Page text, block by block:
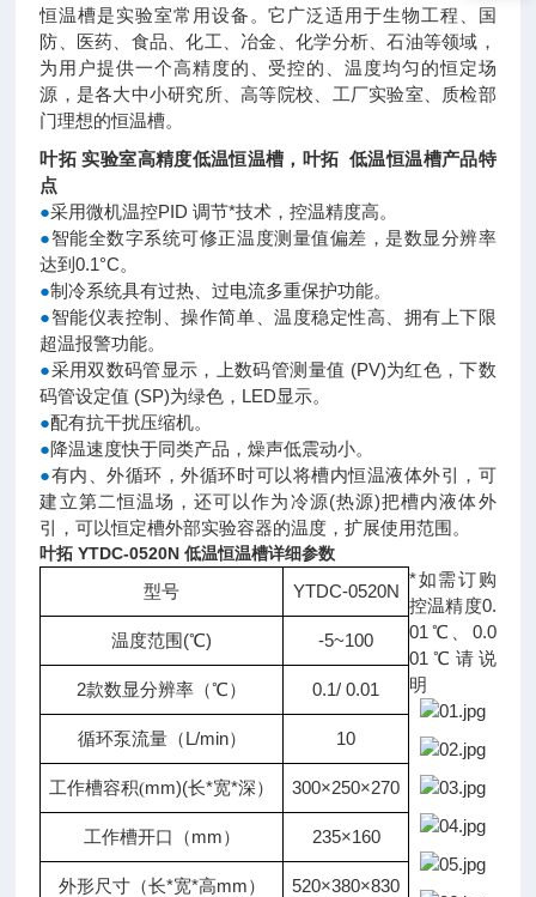
恒温槽是实验室常用设备。它广泛适用于生物工程、国
防、医药、食品、化工、冶金、化学分析、石油等领域，
为用户提供一个高精度的、受控的、温度均匀的恒定场
源，是各大中小研究所、高等院校、工厂实验室、质检部
门理想的恒温槽。
叶拓 实验室高精度低温恒温槽 ， 叶拓 低温恒温槽产品特
点
●采用微机温控PID 调节*技术，控温精度高。
●智能全数字系统可修正温度测量值偏差，是数显分辨率
达到0.1°C。
●制冷系统具有过热、过电流多重保护功能。
●智能仪表控制、操作简单、温度稳定性高、拥有上下限
超温报警功能。
●采用双数码管显示，上数码管测量值 (PV)为红色，下数
码管设定值 (SP)为绿色，LED显示。
●配有抗干扰压缩机。
●降温速度快于同类产品，燥声低震动小。
●有内、外循环，外循环时可以将槽内恒温液体外引，可
建立第二恒温场，还可以作为冷源(热源)把槽内液体外
引，可以恒定槽外部实验容器的温度，扩展使用范围。
叶拓 YTDC-0520N 低温恒温槽详细参数
型号 YTDC-0520N
温度范围(℃) -5~100
2款数显分辨率（℃） 0.1/ 0.01
循环泵流量（L/min） 10
工作槽容积(mm)(长*宽*深） 300×250×270
工作槽开口（mm） 235×160
外形尺寸（长*宽*高mm） 520×380×830
*如需订购
控温精度0.
01℃、0.0
01℃请说
明